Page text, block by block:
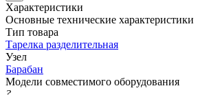
Характеристики
Основные технические характеристики
Тип товара
Тарелка разделительная
Узел
Барабан
Модели совместимого оборудования